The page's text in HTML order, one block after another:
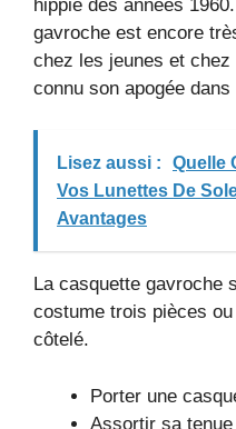
hippie des années
gavroche est encore
chez les jeunes et
connu son apogée
Lisez aussi :
Quelle
Vos Lunettes De
Avantages
La casquette gavroche
costume trois pièces
côtelé.
Porter une
Assortir sa